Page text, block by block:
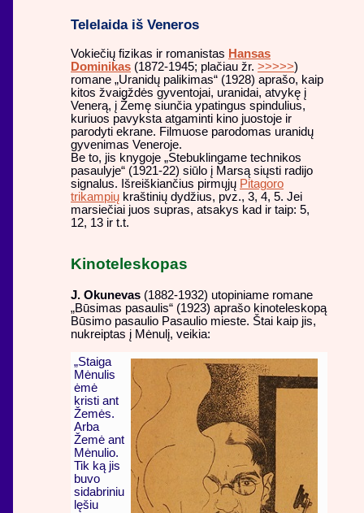
Telelaida iš Veneros
Vokiečių fizikas ir romanistas Hansas
Dominikas (1872-1945; plačiau žr. >>>>>)
romane „Uranidų palikimas“ (1928) aprašo, kaip
kitos žvaigždės gyventojai, uranidai, atvykę į
Venerą, į Žemę siunčia ypatingus spindulius,
kuriuos pavyksta atgaminti kino juostoje ir
parodyti ekrane. Filmuose parodomas uranidų
gyvenimas Veneroje.
Be to, jis knygoje „Stebuklingame technikos
pasaulyje“ (1921-22) siūlo į Marsą siųsti radijo
signalus. Išreiškiančius pirmųjų Pitagoro
trikampių kraštinių dydžius, pvz., 3, 4, 5. Jei
marsiečiai juos supras, atsakys kad ir taip: 5,
12, 13 ir t.t.
Kinoteleskopas
J. Okunevas (1882-1932) utopiniame romane
„Būsimas pasaulis“ (1923) aprašo kinoteleskopą
Būsimo pasaulio Pasaulio mieste. Štai kaip jis,
nukreiptas į Mėnulį, veikia:
„Staiga
Mėnulis
ėmė
kristi ant
Žemės.
Arba
Žemė ant
Mėnulio.
Tik ką jis
buvo
sidabriniu
lęšiu